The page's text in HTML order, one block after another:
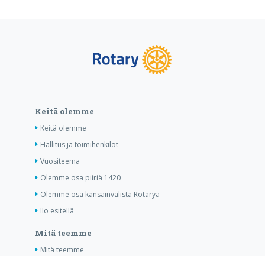
Keitä olemme
Keitä olemme
Hallitus ja toimihenkilöt
Vuositeema
Olemme osa piiriä 1420
Olemme osa kansainvälistä Rotarya
Ilo esitellä
Mitä teemme
Mitä teemme